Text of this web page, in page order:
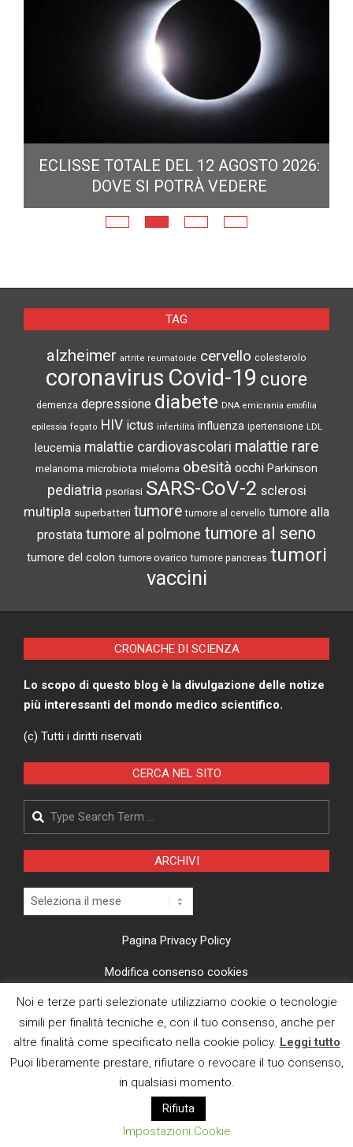
ECLISSE TOTALE DEL 12 AGOSTO 2026:
DOVE SI POTRÀ VEDERE
TAG
alzheimer artrite reumatoide cervello colesterolo
coronavirus Covid-19 cuore
demenza depressione diabete DNA emicrania emofilia
epilessia fegato HIV ictus infertilità influenza ipertensione LDL
leucemia malattie cardiovascolari malattie rare
melanoma microbiota mieloma obesità occhi Parkinson
pediatria psoriasi SARS-CoV-2 sclerosi
multipla superbatteri tumore tumore al cervello tumore alla
prostata tumore al polmone tumore al seno
tumore del colon tumore ovarico tumore pancreas tumori
vaccini
CRONACHE DI SCIENZA
Lo scopo di questo blog è la divulgazione delle notize
più interessanti del mondo medico scientifico.
(c) Tutti i diritti riservati
CERCA NEL SITO
Search
ARCHIVI
Archivi
Pagina Privacy Policy
Modifica consenso cookies
CI TROVI ANCHE SU
E MAIL
Noi e terze parti selezionate utilizziamo cookie o tecnologie
simili per finalità tecniche e, con il tuo consenso, anche per
altre finalità come specificato nella cookie policy. Leggi tutto
Puoi liberamente prestare, rifiutare o revocare il tuo consenso,
in qualsiasi momento.
Rifiuta
Impostazioni Cookie